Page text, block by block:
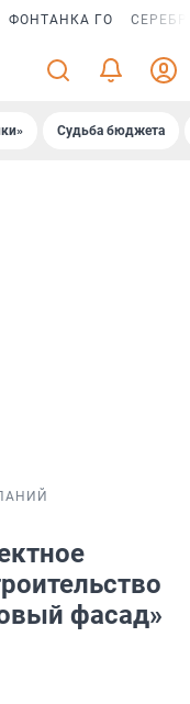
ФОНТАНКА ГО
Судьба бюджета
фасад»